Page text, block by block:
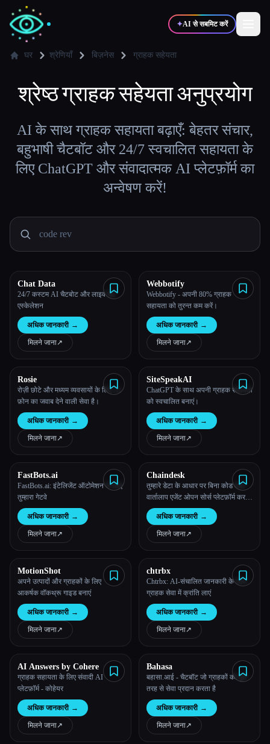
✦AI से सबमिट करें
✍️लेखक 🎨डिज़ाइनर
💻 डेवलपर्स 📈मार्केटर्स
🎓 विद्यार्थी 🎬क्रिएटर्स
ब्लॉग
सभी श्रेणियाँ
हमारे बारे में
Esc
घर श्रेणियाँ बिज़नेस ग्राहक सहेयता
श्रेष्ठग्राहक सहेयताअनुप्रयोग
AI के साथ ग्राहक सहायता बढ़ाएँ: बेहतर संचार,
बहुभाषी चैटबॉट और 24/7 स्वचालित सहायता के
लिए ChatGPT और संवादात्मक AI प्लेटफ़ॉर्म का
अन्वेषण करें!
Chat Data
24/7 कस्टम AI चैटबोट और लाइव चैट
एस्केलेशन
अधिक जानकारी →
मिलने जाना↗︎
Webbotify
Webbotify - अपनी 80% ग्राहक
सहायता को तुरन्त कम करें।
अधिक जानकारी →
मिलने जाना↗︎
Rosie
रोज़ी छोटे और मध्यम व्यवसायों के लिए AI
फ़ोन का जवाब देने वाली सेवा है।
अधिक जानकारी →
मिलने जाना↗︎
SiteSpeakAI
ChatGPT के साथ अपनी ग्राहक सहायता
को स्वचालित बनाएं।
अधिक जानकारी →
मिलने जाना↗︎
FastBots.ai
FastBots.ai: इंटेलिजेंट ऑटोमेशन के लिए
तुम्हारा गेटवे
अधिक जानकारी →
मिलने जाना↗︎
Chaindesk
तुम्हारे डेटा के आधार पर बिना कोड वाले
वार्तालाप एजेंट ओपन सोर्स प्लेटफ़ॉर्म करते
हैं।
अधिक जानकारी →
मिलने जाना↗︎
MotionShot
अपने उत्पादों और ग्राहकों के लिए
आकर्षक वॉकथ्रू गाइड बनाएं
अधिक जानकारी →
मिलने जाना↗︎
chtrbx
Chtrbx: AI-संचालित जानकारी के साथ
ग्राहक सेवा में क्रांति लाएं
अधिक जानकारी →
मिलने जाना↗︎
AI Answers by Cohere
ग्राहक सहायता के लिए संवादी AI
प्लेटफ़ॉर्म - कोहेयर
अधिक जानकारी →
मिलने जाना↗︎
Bahasa
बहासा.आई - चैटबॉट जो ग्राहकों को पूरी
तरह से सेवा प्रदान करता है
अधिक जानकारी →
मिलने जाना↗︎